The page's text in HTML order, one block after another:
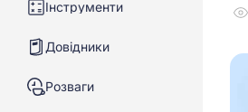
Інструменти
Довідники
Розваги